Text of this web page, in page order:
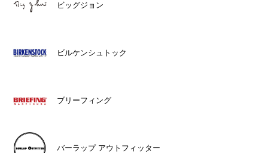
ビッグジョン
ビルケンシュトック
ブリーフィング
バーラップ アウトフィッター